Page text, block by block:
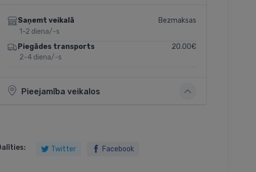
Saņemt veikalā
1-2 diena/-s
Bezmaksas
Piegādes transports
2-4 diena/-s
20.00€
Pieejamība veikalos
Twitter Facebook